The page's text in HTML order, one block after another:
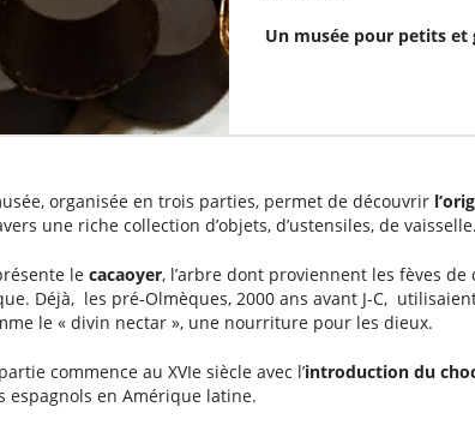
Un musée pour petits et
organisée en trois parties, permet de découvrir
une riche collection d’objets, d’ustensiles, de
le cacaoyer, l’arbre dont proviennent les fèves
Déjà, les pré-Olmèques, 2000 ans avant J-C,
le « divin nectar », une nourriture pour les dieux.
commence au XVIe siècle avec l’introduction du
espagnols en Amérique latine.